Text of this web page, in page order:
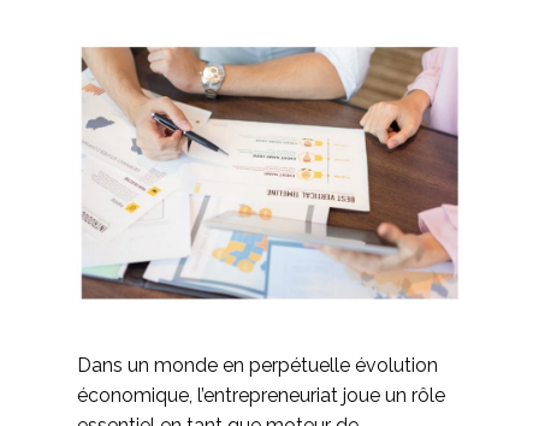
Dans un monde en perpétuelle évolution
économique, l’entrepreneuriat joue un rôle